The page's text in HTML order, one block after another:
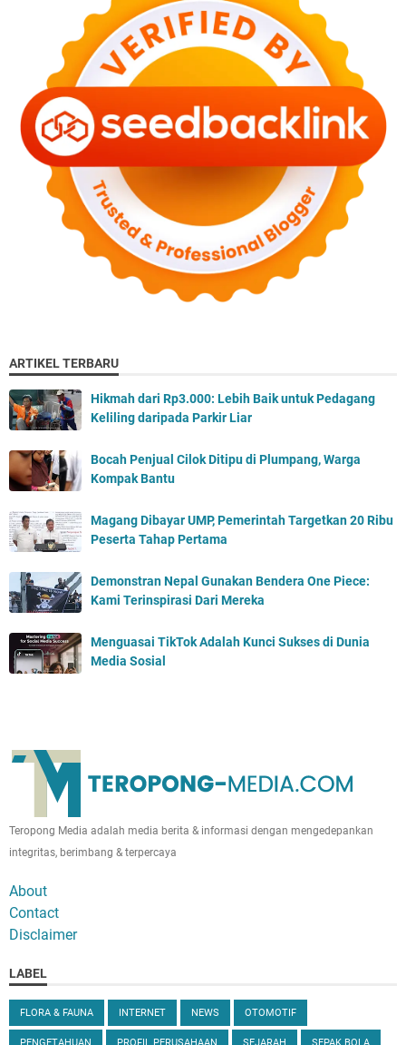
ARTIKEL TERBARU
Hikmah dari Rp3.000: Lebih Baik untuk Pedagang
Keliling daripada Parkir Liar
Bocah Penjual Cilok Ditipu di Plumpang, Warga
Kompak Bantu
Magang Dibayar UMP, Pemerintah Targetkan 20 Ribu
Peserta Tahap Pertama
Demonstran Nepal Gunakan Bendera One Piece:
Kami Terinspirasi Dari Mereka
Menguasai TikTok Adalah Kunci Sukses di Dunia
Media Sosial
Teropong Media adalah media berita & informasi dengan mengedepankan
integritas, berimbang & terpercaya
About
Contact
Disclaimer
LABEL
FLORA & FAUNA INTERNET NEWS OTOMOTIF